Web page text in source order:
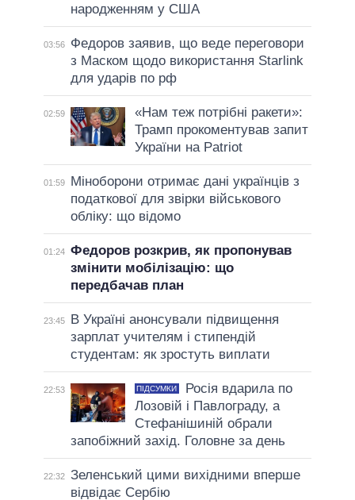
народженням у США
03:56
Федоров заявив, що веде переговори
з Маском щодо використання Starlink
для ударів по рф
02:59
«Нам теж потрібні ракети»:
Трамп прокоментував запит
України на Patriot
01:59
Міноборони отримає дані українців з
податкової для звірки військового
обліку: що відомо
01:24 Федоров розкрив, як пропонував
змінити мобілізацію: що
передбачав план
23:45
В Україні анонсували підвищення
зарплат учителям і стипендій
студентам: як зростуть виплати
22:53 ПІДСУМКИ
Росія вдарила по
Лозовій і Павлограду, а
Стефанішиній обрали
запобіжний захід. Головне за день
22:32 Зеленський цими вихідними вперше
відвідає Сербію